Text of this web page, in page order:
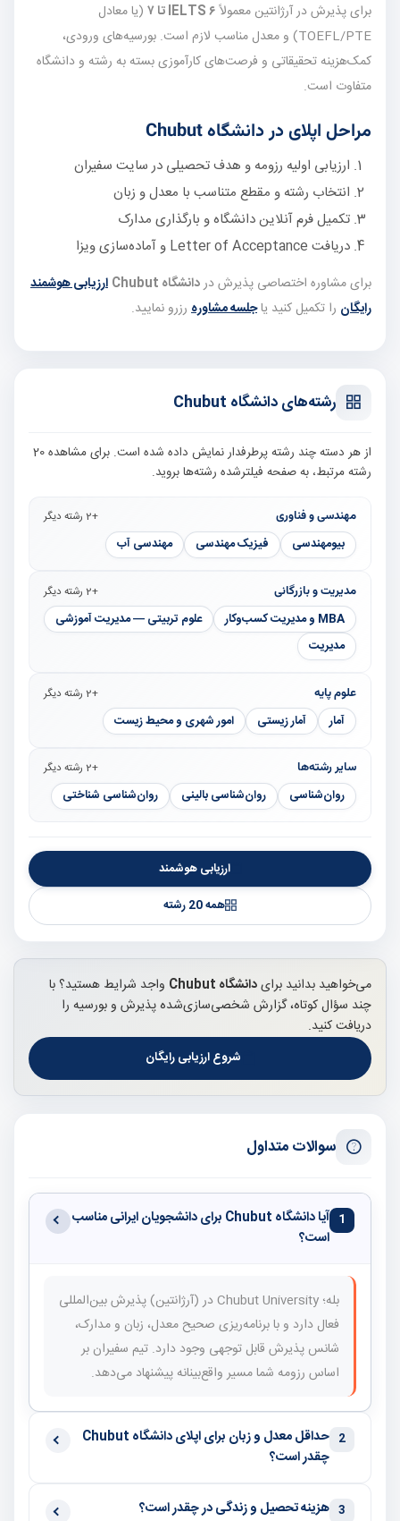
برای پذیرش در آرژانتین معمولاًIELTS ۶ تا ۷
(یا معادل
TOEFL/PTE) و معدل مناسب لازم است. بورسیه‌های ورودی،
کمک‌هزینه تحقیقاتی و فرصت‌های کارآموزی بسته به رشته و دانشگاه
متفاوت است.
مراحل اپلای در دانشگاه Chubut
ارزیابی اولیه رزومه و هدف تحصیلی در سایت سفیران
انتخاب رشته و مقطع متناسب با معدل و زبان
تکمیل فرم آنلاین دانشگاه و بارگذاری مدارک
دریافت Letter of Acceptance و آماده‌سازی ویزا
برای مشاوره اختصاصی پذیرش دردانشگاه Chubut
ارزیابی هوشمند
رایگان را تکمیل کنید یاجلسه مشاوره رزرو نمایید.
رشته‌های دانشگاه Chubut
از هر دسته چند رشته پرطرفدار نمایش داده شده است. برای مشاهده 20
رشته مرتبط، به صفحه فیلترشده رشته‌ها بروید.
مهندسی و فناوری +2 رشته دیگر
بیومهندسی فیزیک مهندسی مهندسی آب
مدیریت و بازرگانی +2 رشته دیگر
MBA و مدیریت کسب‌وکار
علوم تربیتی — مدیریت آموزشی
مدیریت
علوم پایه +2 رشته دیگر
آمار آمار زیستی امور شهری و محیط زیست
سایر رشته‌ها +2 رشته دیگر
روان‌شناسی روان‌شناسی بالینی روان‌شناسی شناختی
ارزیابی هوشمند
همه 20 رشته
می‌خواهید بدانید برایدانشگاه Chubut
واجد شرایط هستید؟ با
چند سؤال کوتاه، گزارش شخصی‌سازی‌شده پذیرش و بورسیه را
دریافت کنید.
شروع ارزیابی رایگان
سوالات متداول
1
آیا دانشگاه Chubut برای دانشجویان ایرانی مناسب
است؟
بله؛ Chubut University در (آرژانتین) پذیرش بین‌المللی
فعال دارد و با برنامه‌ریزی صحیح معدل، زبان و مدارک،
شانس پذیرش قابل توجهی وجود دارد. تیم سفیران بر
اساس رزومه شما مسیر واقع‌بینانه پیشنهاد می‌دهد.
2
حداقل معدل و زبان برای اپلای دانشگاه Chubut
چقدر است؟
3 هزینه تحصیل و زندگی در چقدر است؟